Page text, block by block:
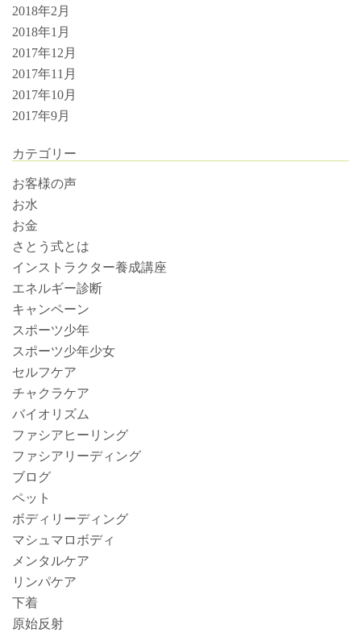
2018年2月
2018年1月
2017年12月
2017年11月
2017年10月
2017年9月
カテゴリー
お客様の声
お水
お金
さとう式とは
インストラクター養成講座
エネルギー診断
キャンペーン
スポーツ少年
スポーツ少年少女
セルフケア
チャクラケア
バイオリズム
ファシアヒーリング
ファシアリーディング
ブログ
ペット
ボディリーディング
マシュマロボディ
メンタルケア
リンパケア
下着
原始反射